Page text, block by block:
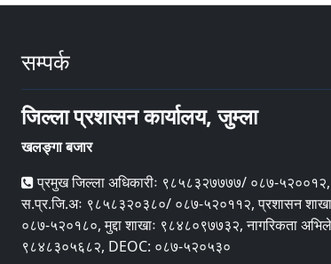
सम्पर्क
जिल्ला प्रशासन कार्यालय, जुम्ला
खलङ्गा बजार
प्रमुख जिल्ला अधिकारीः ९८५८३२७७७७/ ०८७-५२००१२,
स.प्र.जि.अः ९८५८३२०३८०/ ०८७-५२०११२, प्रशासन
०८७-५२०१८०, मुद्दा शाखाः ९८४८०९७७३२, नागरिकता
९८४८३०५६८२, DEOC: ०८७-५२०५३०